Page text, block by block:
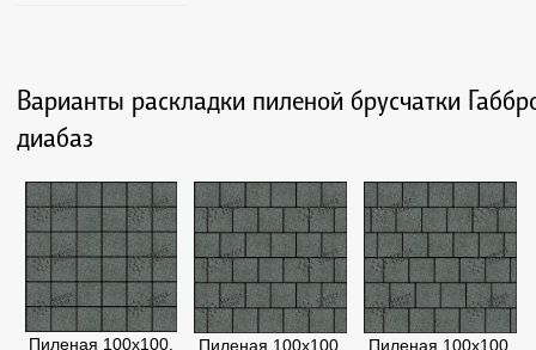
Варианты раскладки пиленой брусчатки
диабаз
Пиленая 100х100, Пиленая 100х100, Пиленая 100х100,